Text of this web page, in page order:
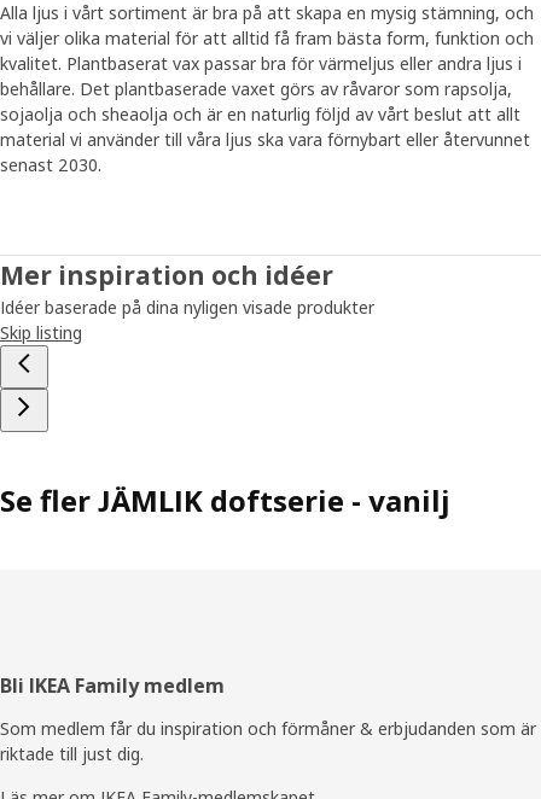
Alla ljus i vårt sortiment är bra på att skapa en mysig stämning, och
vi väljer olika material för att alltid få fram bästa form, funktion och
kvalitet. Plantbaserat vax passar bra för värmeljus eller andra ljus i
behållare. Det plantbaserade vaxet görs av råvaror som rapsolja,
sojaolja och sheaolja och är en naturlig följd av vårt beslut att allt
material vi använder till våra ljus ska vara förnybart eller återvunnet
senast 2030.
Mer inspiration och idéer
Idéer baserade på dina nyligen visade produkter
Skip listing
Se fler JÄMLIK doftserie - vanilj
Sidfot
Bli IKEA Family medlem
Som medlem får du inspiration och förmåner & erbjudanden som är
riktade till just dig.